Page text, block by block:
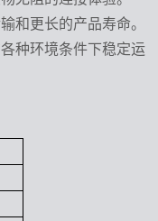
和更长的产品寿命。
种环境条件下稳定运